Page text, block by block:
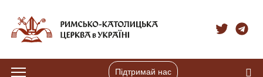
Підтримай нас